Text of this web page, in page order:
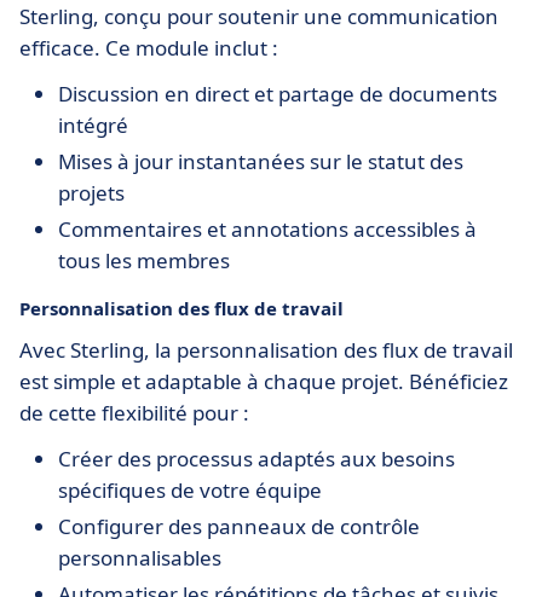
Sterling, conçu pour soutenir une communication
efficace. Ce module inclut :
Discussion en direct et partage de documents
intégré
Mises à jour instantanées sur le statut des
projets
Commentaires et annotations accessibles à
tous les membres
Personnalisation des flux de travail
Avec Sterling, la personnalisation des flux de travail
est simple et adaptable à chaque projet. Bénéficiez
de cette flexibilité pour :
Créer des processus adaptés aux besoins
spécifiques de votre équipe
Configurer des panneaux de contrôle
personnalisables